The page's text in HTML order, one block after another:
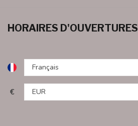
HORAIRES D'OUVERTURES
€